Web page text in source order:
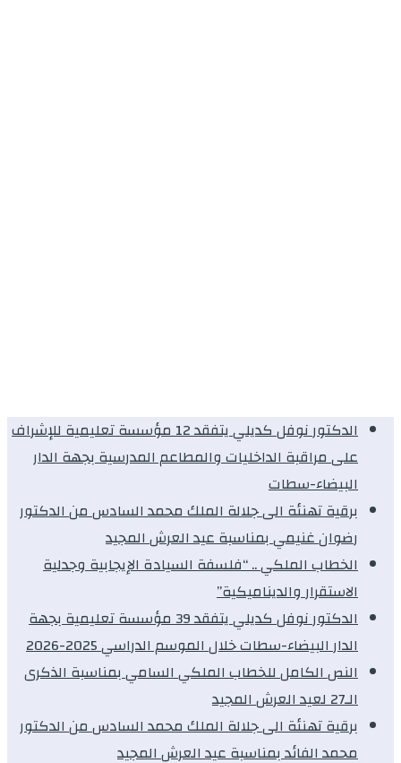
الدكتور نوفل كديلي يتفقد 12 مؤسسة تعليمية للإشراف
على مراقبة الداخليات والمطاعم المدرسية بجهة الدار
البيضاء-سطات
برقية تهنئة الى جلالة الملك محمد السادس من الدكتور
رضوان غنيمي بمناسبة عيد العرش المجيد
الخطاب الملكي .. “فلسفة السيادة الإيجابية وجدلية
الاستقرار والديناميكية”
الدكتور نوفل كديلي يتفقد 39 مؤسسة تعليمية بجهة
الدار البيضاء-سطات خلال الموسم الدراسي 2025-2026
النص الكامل للخطاب الملكي السامي بمناسبة الذكرى
الـ27 لعيد العرش المجيد
برقية تهنئة الى جلالة الملك محمد السادس من الدكتور
محمد الفائد بمناسبة عيد العرش المجيد